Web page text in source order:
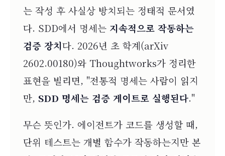
는 작성 후 사실상 방치되는 정태적 문서였
다. SDD에서 명세는 지속적으로 작동하는
검증 장치다. 2026년 초 학계(arXiv
2602.00180)와 Thoughtworks가 정리한
표현을 빌리면, "전통적 명세는 사람이 읽지
만, SDD 명세는 검증 게이트로 실행된다."
무슨 뜻인가. 에이전트가 코드를 생성할 때,
단위 테스트는 개별 함수가 작동하는지만 본